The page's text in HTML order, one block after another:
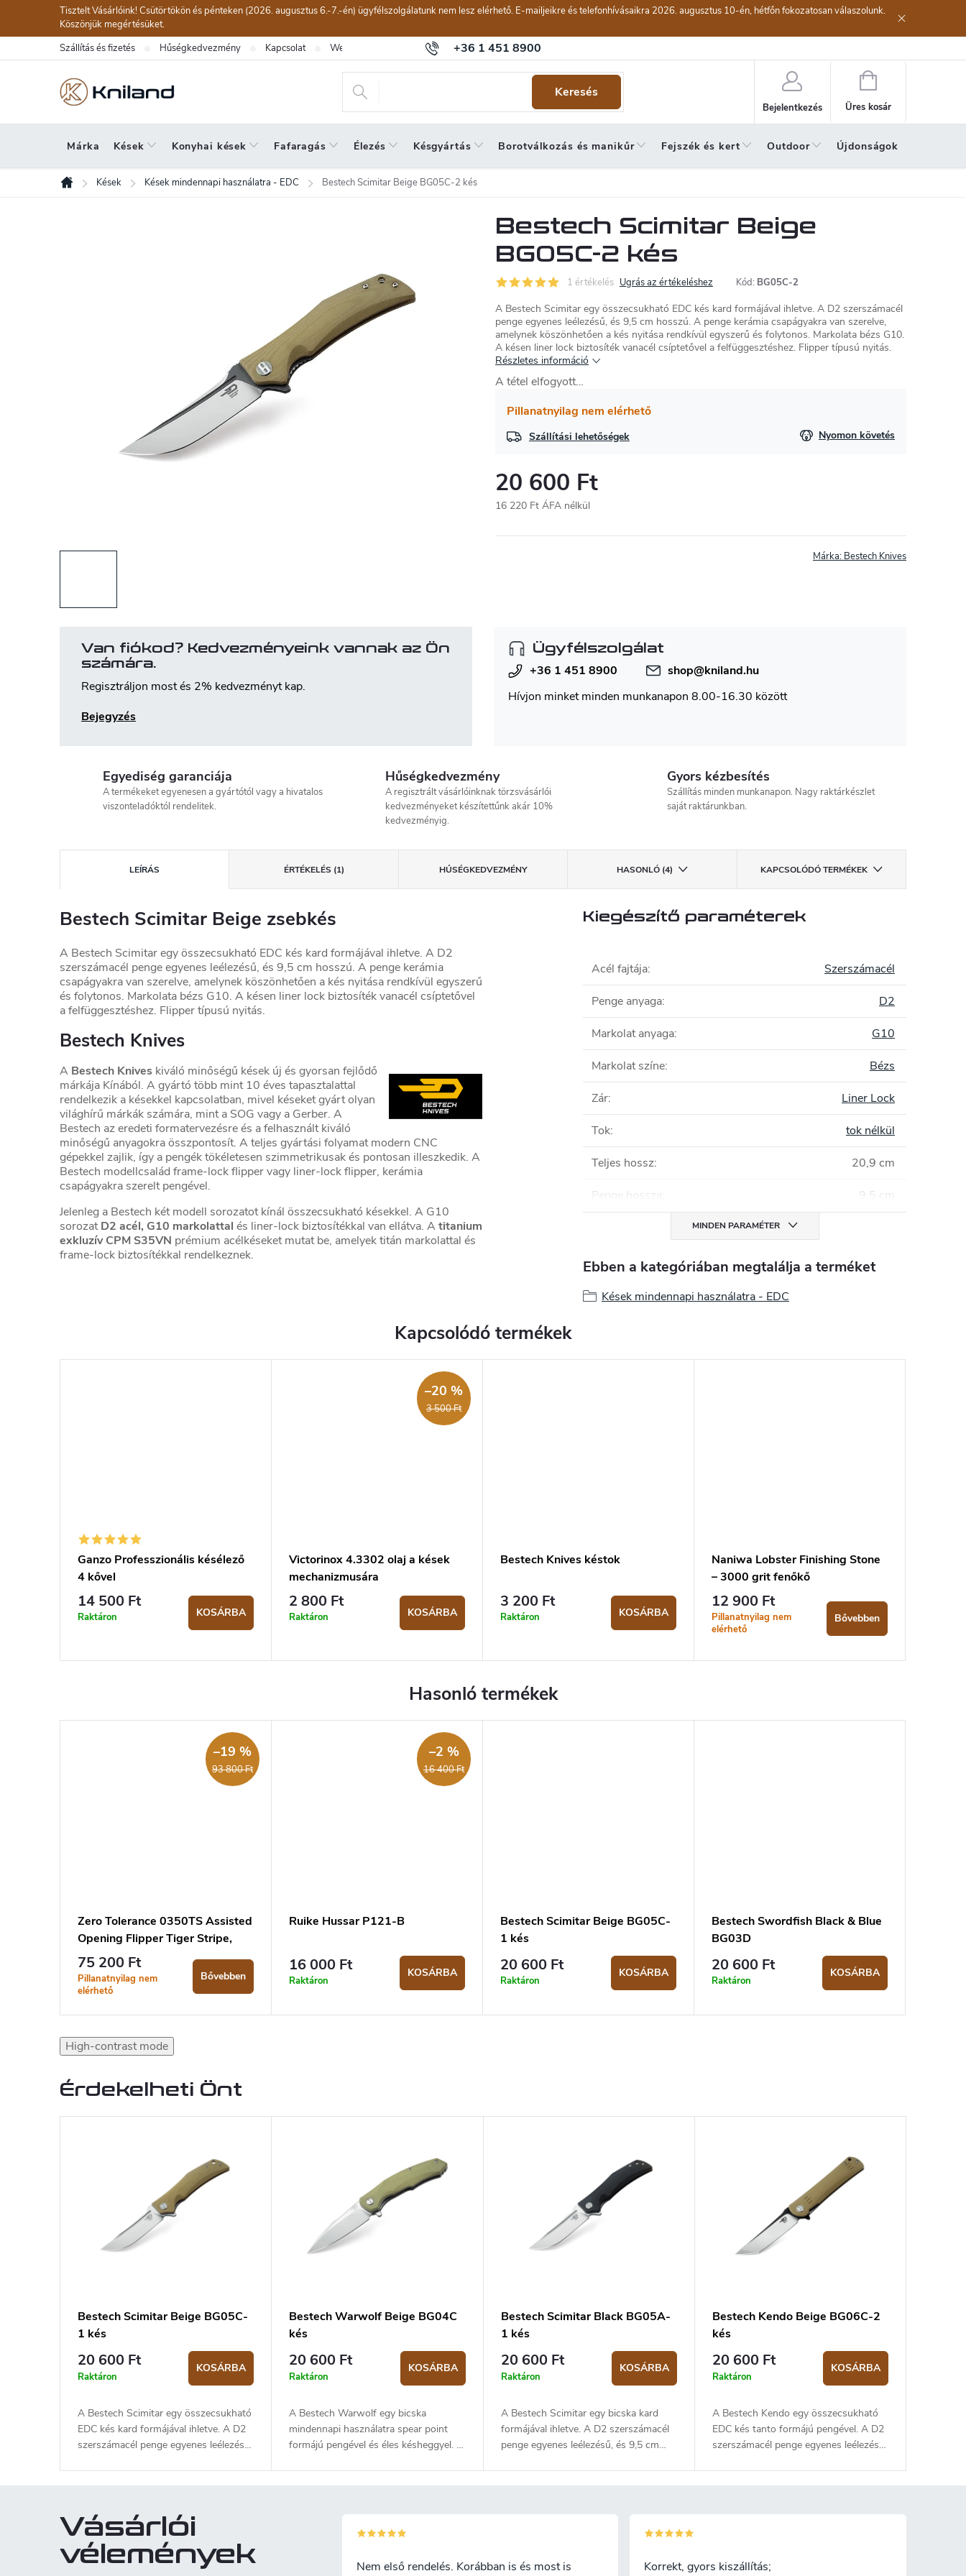
fő
tartalomhoz
Tisztelt Vásárlóink! Csütörtökön és pénteken (2026. augusztus 6.-7.-én) ügyfélszolgálatunk nem lesz elérhető. E-mailjeikre és telefonhívásaikra 2026. augusztus 10-én, hétfőn fokozatosan válaszolunk.
Köszönjük megértésüket.
+36 1 451 8900
Szállítás és fizetés Hűségkedvezmény Kapcsolat Webáruház értékelése Általános szerződési feltételek
Keresés
Bejelentkezés
Kosár
Üres kosár
Márka Kések Konyhai kések Fafaragás Élezés Késgyártás Borotválkozás és manikűr Fejszék és kert Outdoor Újdonságok
Kezdőlap
Kések Kések mindennapi használatra - EDC Bestech Scimitar Beige BG05C-2 kés
Bestech Scimitar Beige
BG05C-2 kés
1 értékelés Ugrás az értékeléshez Kód: BG05C-2
A Bestech Scimitar egy összecsukható EDC kés kard formájával ihletve. A D2 szerszámacél
penge egyenes leélezésű, és 9,5 cm hosszú. A penge kerámia csapágyakra van szerelve,
amelynek köszönhetően a kés nyitása rendkívül egyszerű és folytonos. Markolata bézs G10.
A késen liner lock biztosíték vanacél csíptetővel a felfüggesztéshez. Flipper típusú nyitás.
Részletes információ
A tétel elfogyott…
Pillanatnyilag nem elérhető
Szállítási lehetőségek Nyomon követés
20 600 Ft
16 220 Ft ÁFA nélkül
Márka: Bestech Knives
Van fiókod? Kedvezményeink vannak az Ön
számára.
Regisztráljon most és 2% kedvezményt kap.
Bejegyzés
Ügyfélszolgálat
+36 1 451 8900
shop@kniland.hu
Hívjon minket minden munkanapon 8.00-16.30 között
Egyediség garanciája
A termékeket egyenesen a gyártótól vagy a hivatalos
viszonteladóktól rendelitek.
Hűségkedvezmény
A regisztrált vásárlóinknak törzsvásárlói
kedvezményeket készítettűnk akár 10%
kedvezményig.
Gyors kézbesítés
Szállítás minden munkanapon. Nagy raktárkészlet
saját raktárunkban.
LEÍRÁS ÉRTÉKELÉS (1) HŰSÉGKEDVEZMÉNY HASONLÓ (4) KAPCSOLÓDÓ TERMÉKEK
Bestech Scimitar Beige zsebkés
A Bestech Scimitar egy összecsukható EDC kés kard formájával ihletve. A D2
szerszámacél penge egyenes leélezésű, és 9,5 cm hosszú. A penge kerámia
csapágyakra van szerelve, amelynek köszönhetően a kés nyitása rendkívül egyszerű
és folytonos. Markolata bézs G10. A késen liner lock biztosíték vanacél csíptetővel
a felfüggesztéshez. Flipper típusú nyitás.
Bestech Knives
A Bestech Knives kiváló minőségű kések új és gyorsan fejlődő
márkája Kínából. A gyártó több mint 10 éves tapasztalattal
rendelkezik a késekkel kapcsolatban, mivel késeket gyárt olyan
világhírű márkák számára, mint a SOG vagy a Gerber. A
Bestech az eredeti formatervezésre és a felhasznált kiváló
minőségű anyagokra összpontosít. A teljes gyártási folyamat modern CNC
gépekkel zajlik, így a pengék tökéletesen szimmetrikusak és pontosan illeszkedik. A
Bestech modellcsalád frame-lock flipper vagy liner-lock flipper, kerámia
csapágyakra szerelt pengével.
Jelenleg a Bestech két modell sorozatot kínál összecsukható késekkel. A G10
sorozatD2 acél, G10 markolattal és liner-lock biztosítékkal van ellátva. A titanium
exkluzív CPM S35VN prémium acélkéseket mutat be, amelyek titán markolattal és
frame-lock biztosítékkal rendelkeznek.
Kiegészítő paraméterek
Acél fajtája: Szerszámacél
Penge anyaga: D2
Markolat anyaga: G10
Markolat színe: Bézs
Zár: Liner Lock
Tok: tok nélkül
Teljes hossz: 20,9 cm
Penge hossza 9,5 cm
MINDEN PARAMÉTER
Ebben a kategóriában megtalálja a terméket
Kések mindennapi használatra - EDC
Kapcsolódó termékek
Ganzo Professzionális késélező
4 kővel
14 500 Ft
Raktáron KOSÁRBA
3 500 Ft
–20 %
Victorinox 4.3302 olaj a kések
mechanizmusára
2 800 Ft
Raktáron KOSÁRBA
Bestech Knives késtok
3 200 Ft
Raktáron KOSÁRBA
Naniwa Lobster Finishing Stone
– 3000 grit fenőkő
12 900 Ft
Pillanatnyilag nem
elérhető
Bővebben
93 800 Ft
–19 %
Zero Tolerance 0350TS Assisted
Opening Flipper Tiger Stripe,
Liner Lock, G10
75 200 Ft
Pillanatnyilag nem
elérhető
Bővebben
16 400 Ft
–2 %
Ruike Hussar P121-B
16 000 Ft
Raktáron
KOSÁRBA
Bestech Scimitar Beige BG05C-
1 kés
20 600 Ft
Raktáron
KOSÁRBA
Bestech Swordfish Black & Blue
BG03D
20 600 Ft
Raktáron
KOSÁRBA
High-contrast mode
Érdekelheti Önt
Bestech Scimitar Beige BG05C-
1 kés
20 600 Ft
Raktáron
KOSÁRBA
A Bestech Scimitar egy összecsukható
EDC kés kard formájával ihletve. A D2
szerszámacél penge egyenes leélezésű,
G10. A késen liner lock biztosíték
vanacél csíptetővel a felfüggesztéshez.
Flipper típusú nyitás.
Bestech Warwolf Beige BG04C
kés
20 600 Ft
Raktáron
KOSÁRBA
A Bestech Warwolf egy bicska
mindennapi használatra spear point
formájú pengével és éles késheggyel. A
Markolata bézs G10. A késen liner lock
felfüggesztéshez. Flipper típusú nyitás.
Bestech Scimitar Black BG05A-
1 kés
20 600 Ft
Raktáron
KOSÁRBA
A Bestech Scimitar egy bicska kard
formájával ihletve. A D2 szerszámacél
penge egyenes leélezésű, és 9,5 cm
csíptetővel a felfüggesztéshez. Flipper
Bestech Kendo Beige BG06C-2
kés
20 600 Ft
Raktáron
KOSÁRBA
A Bestech Kendo egy összecsukható
EDC kés tanto formájú pengével. A D2
szerszámacél penge egyenes leélezésű,
Vásárlói
vélemények
Nem első rendelés. Korábban is és most is Korrekt, gyors kiszállítás;